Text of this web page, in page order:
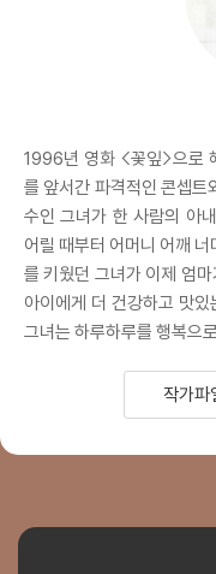
1996년 영화 <꽃잎>으로
를 앞서간 파격적인 콘셉트
수인 그녀가 한 사람의 아
어릴 때부터 어머니 어깨
를 키웠던 그녀가 이제 엄
아이에게 더 건강하고 맛
그녀는 하루하루를 행복으
작가파